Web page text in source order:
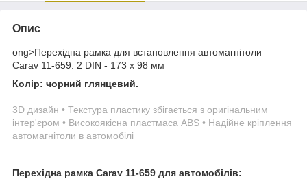
Опис
ong>Перехідна рамка для встановлення автомагнітоли
Carav 11-659: 2 DIN - 173 x 98 мм
Колір: чорний глянцевий.
3D дизайн • Текстура пластику збігається з оригінальним
інтер'єром • Високоякісна пластмаса ABS • Надійне кріплення
автомагнітоли в автомобілі
Перехідна рамка Carav 11-659 для автомобілів: